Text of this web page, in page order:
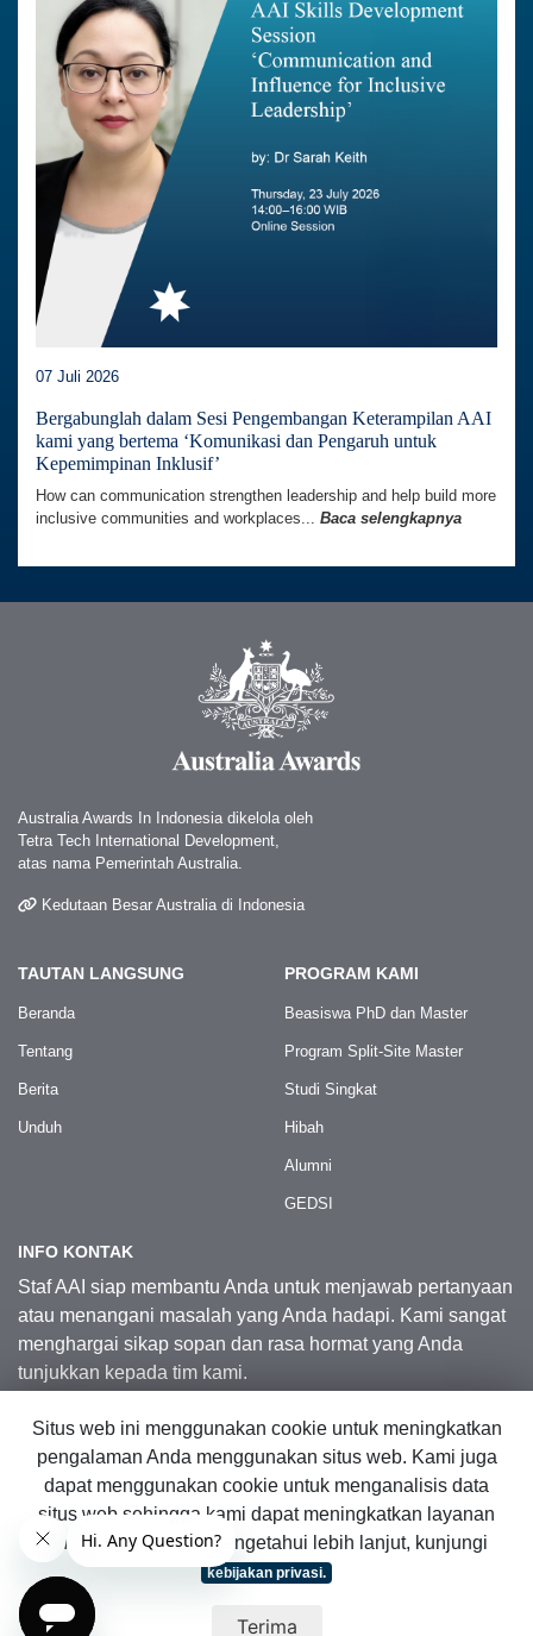
07 Juli 2026
Bergabunglah dalam Sesi Pengembangan Keterampilan AAI
kami yang bertema ‘Komunikasi dan Pengaruh untuk
Kepemimpinan Inklusif’
How can communication strengthen leadership and help build more
inclusive communities and workplaces... Baca selengkapnya
Australia Awards In Indonesia dikelola oleh
Tetra Tech International Development,
atas nama Pemerintah Australia.
Kedutaan Besar Australia di Indonesia
TAUTAN LANGSUNG
Beranda
Tentang
Berita
Unduh
PROGRAM KAMI
Beasiswa PhD dan Master
Program Split-Site Master
Studi Singkat
Hibah
Alumni
GEDSI
INFO KONTAK
Staf AAI siap membantu Anda untuk menjawab pertanyaan
atau menangani masalah yang Anda hadapi. Kami sangat
menghargai sikap sopan dan rasa hormat yang Anda
tunjukkan kepada tim kami.
Kontak Kami
© 2026 Australia Awards in Indonesia.
Hak Cipta Dilindungi Undang-Undang|Peta Situs Web
Situs web ini menggunakan cookie untuk meningkatkan
pengalaman Anda menggunakan situs web. Kami juga
dapat menggunakan cookie untuk menganalisis data
situs web sehingga kami dapat meningkatkan layanan
online kami. Untuk mengetahui lebih lanjut, kunjungi
kebijakan privasi.
Terima